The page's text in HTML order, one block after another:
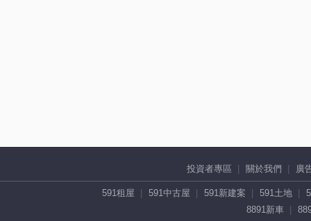
投資者專區 關於我們 廣
591租屋 591中古屋 591新建案 591土地
8891新車